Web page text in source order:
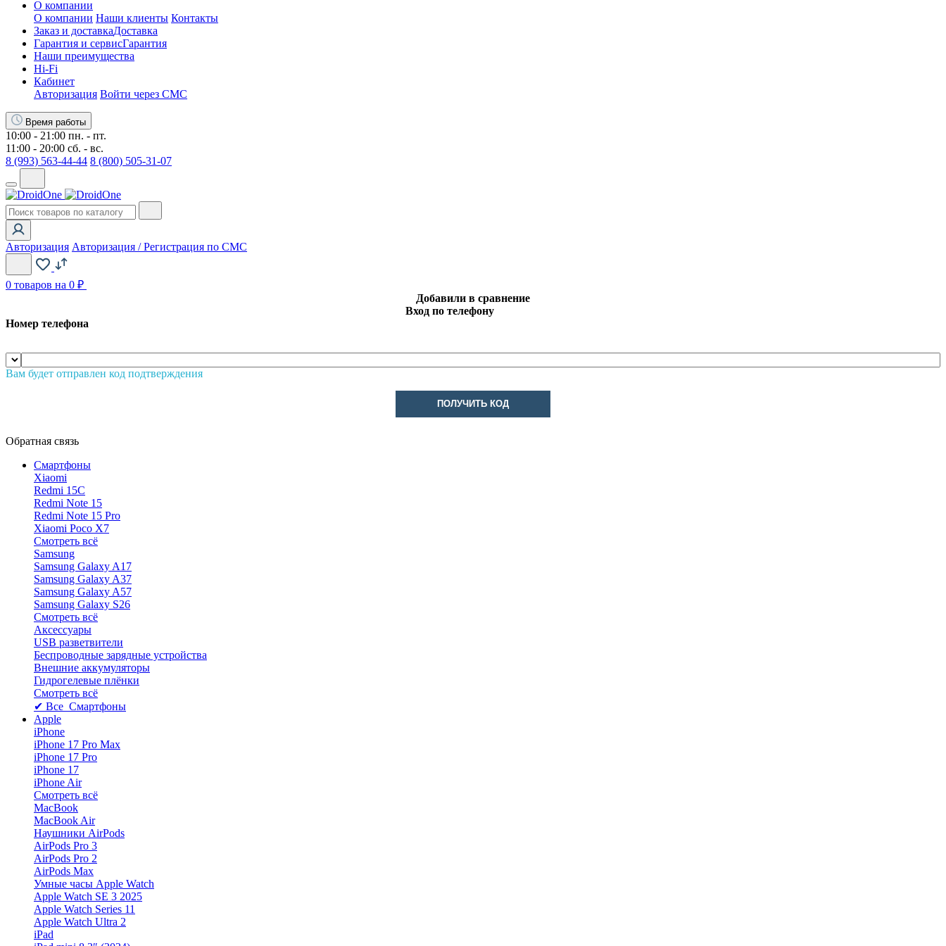
О компании
О компании Наши клиенты Контакты
Заказ и доставкаДоставка
Гарантия и сервисГарантия
Наши преимущества
Hi-Fi
Кабинет
Авторизация Войти через СМС
Время работы
10:00 - 21:00 пн. - пт.
11:00 - 20:00 сб. - вс.
8 (993) 563-44-44 8 (800) 505-31-07
Авторизация Авторизация / Регистрация по СМС
0 товаров на 0 ₽
Добавили в сравнение
Вход по телефону
Номер телефона
Вам будет отправлен код подтверждения
ПОЛУЧИТЬ КОД
Обратная связь
Смартфоны
Xiaomi
Redmi 15C
Redmi Note 15
Redmi Note 15 Pro
Xiaomi Poco X7
Смотреть всё
Samsung
Samsung Galaxy A17
Samsung Galaxy A37
Samsung Galaxy A57
Samsung Galaxy S26
Смотреть всё
Аксессуары
USB разветвители
Беспроводные зарядные устройства
Внешние аккумуляторы
Гидрогелевые плёнки
Смотреть всё
✔ Все Смартфоны
Apple
iPhone
iPhone 17 Pro Max
iPhone 17 Pro
iPhone 17
iPhone Air
Смотреть всё
MacBook
MacBook Air
Наушники AirPods
AirPods Pro 3
AirPods Pro 2
AirPods Max
Умные часы Apple Watch
Apple Watch SE 3 2025
Apple Watch Series 11
Apple Watch Ultra 2
iPad